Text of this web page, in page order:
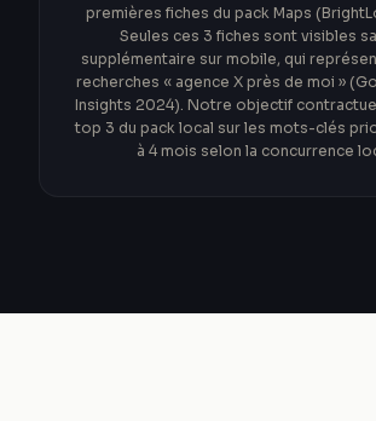
premières fiches du pack Maps
Seules ces 3 fiches sont visibles
supplémentaire sur mobile, qui
recherches « agence X près de moi »
Insights 2024). Notre objectif
top 3 du pack local sur les mots-clés
à 4 mois selon la concurrence